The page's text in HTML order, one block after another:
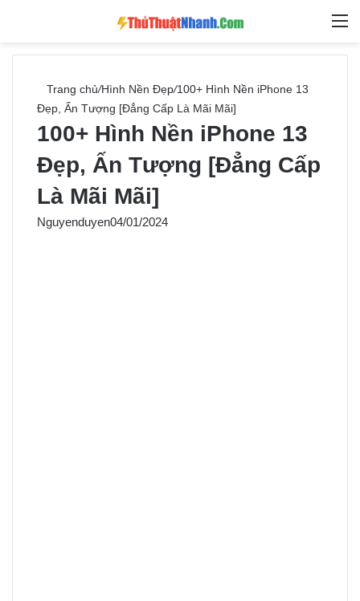
Tìm
Trang chủ/Hình Nền Đẹp/100+ Hình Nền iPhone 13
Đẹp, Ấn Tượng [Đẳng Cấp Là Mãi Mãi]
100+ Hình Nền iPhone 13
Đẹp, Ấn Tượng [Đẳng Cấp
Là Mãi Mãi]
Nguyenduyen04/01/2024